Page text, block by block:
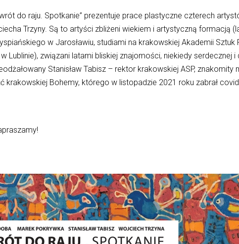
do raju. Spotkanie” prezentuje prace plastyczne czterech
Trzyny. Są to artyści zbliżeni wiekiem i artystyczną formacją
w Jarosławiu, studiami na krakowskiej Akademii
Lublinie), związani latami bliskiej znajomości, niekiedy serdecznej
Stanisław Tabisz – rektor krakowskiej ASP,
krakowskiej Bohemy, którego w listopadzie 2021 roku zabrał